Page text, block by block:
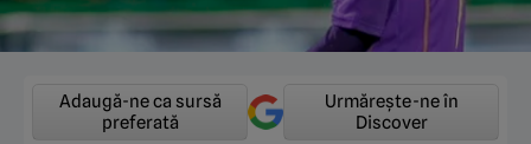
Adaugă-ne ca sursă
preferată
Urmărește-ne în
Discover